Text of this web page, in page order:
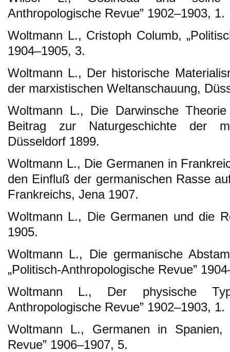
Anthropologische Revue” 1902–1903, 1.
Woltmann L., Cristoph Columb,
1904–1905, 3.
Woltmann L., Der historische
der marxistischen Weltanschauung,
Woltmann L., Die Darwinsche
Beitrag zur Naturgeschichte der
Düsseldorf 1899.
Woltmann L., Die Germanen in
den Einfluß der germanischen Rasse
Frankreichs, Jena 1907.
Woltmann L., Die Germanen und die
1905.
Woltmann L., Die germanische
„Politisch-Anthropologische Revue”
Woltmann L., Der physische
Anthropologische Revue” 1902–1903, 1.
Woltmann L., Germanen in Spanien,
Revue” 1906–1907, 5.